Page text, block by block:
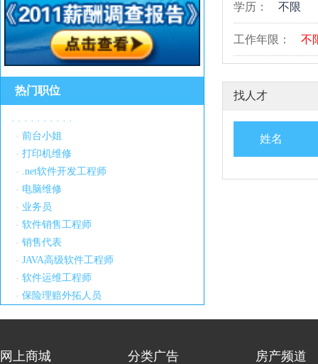
热门职位
·
前台小姐
·
打印机维修
·
.net软件开发工程师
·
电脑维修
·
业务员
·
软件销售工程师
·
销售代表
·
JAVA高级软件工程师
·
软件运维工程师
·
保险理赔外拓人员
学历： 不限
工作年限： 不
找人才
姓名
网上商城 分类广告 房产频道